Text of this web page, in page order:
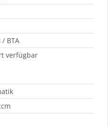
/ BTA
verfügbar